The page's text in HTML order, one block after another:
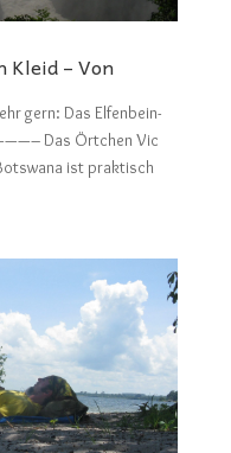
Kleid – Von
gern: Das Elfenbein-
Das Örtchen Vic
ist praktisch